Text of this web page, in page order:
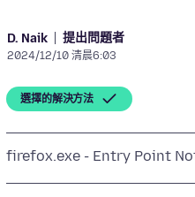
D. Naik 提出問題者
2024/12/10 清晨6:03
選擇的解決方法